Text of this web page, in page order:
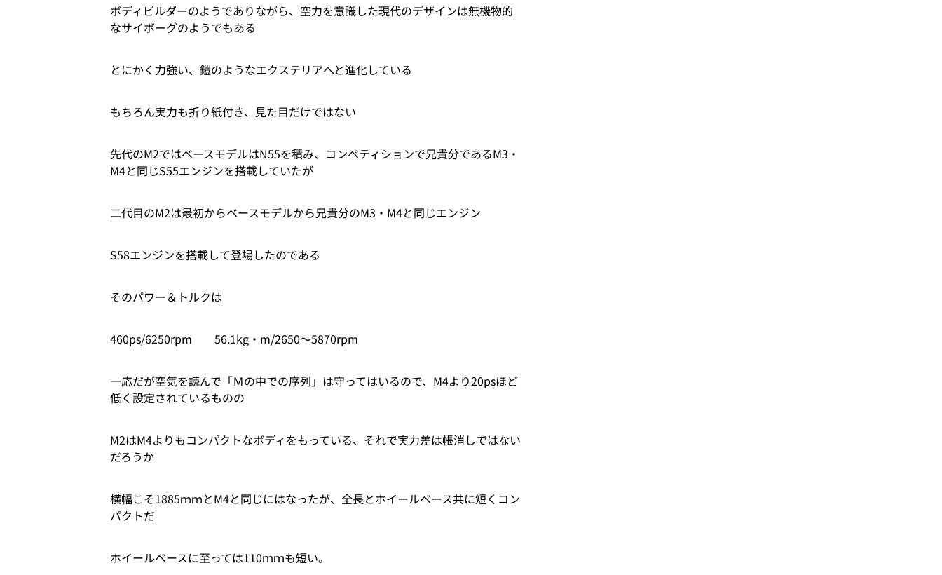
ボディビルダーのようでありながら、空力を意識した現代のデザインは無機物的
なサイボーグのようでもある
とにかく力強い、鎧のようなエクステリアへと進化している
もちろん実力も折り紙付き、見た目だけではない
先代のM2ではベースモデルはN55を積み、コンペティションで兄貴分であるM3・
M4と同じS55エンジンを搭載していたが
二代目のM2は最初からベースモデルから兄貴分のM3・M4と同じエンジン
S58エンジンを搭載して登場したのである
そのパワー＆トルクは
460ps/6250rpm 56.1kg・m/2650～5870rpm
一応だが空気を読んで「Ｍの中での序列」は守ってはいるので、M4より20psほど
低く設定されているものの
M2はM4よりもコンパクトなボディをもっている、それで実力差は帳消しではない
だろうか
横幅こそ1885ｍｍとM4と同じにはなったが、全長とホイールベース共に短くコン
パクトだ
ホイールベースに至っては110ｍｍも短い。